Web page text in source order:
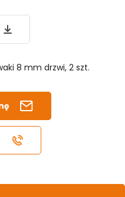
8 mm drzwi, 2 szt.